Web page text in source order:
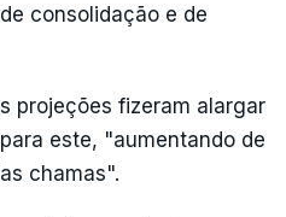
consolidação e de
projeções fizeram alargar
este, "aumentando de
chamas".